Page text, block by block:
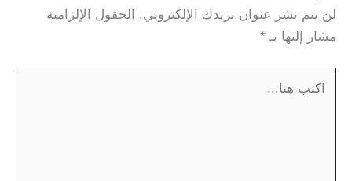
لن يتم نشر عنوان بريدك الإلكتروني.
الحقول الإلزامية
مشار إليها بـ *